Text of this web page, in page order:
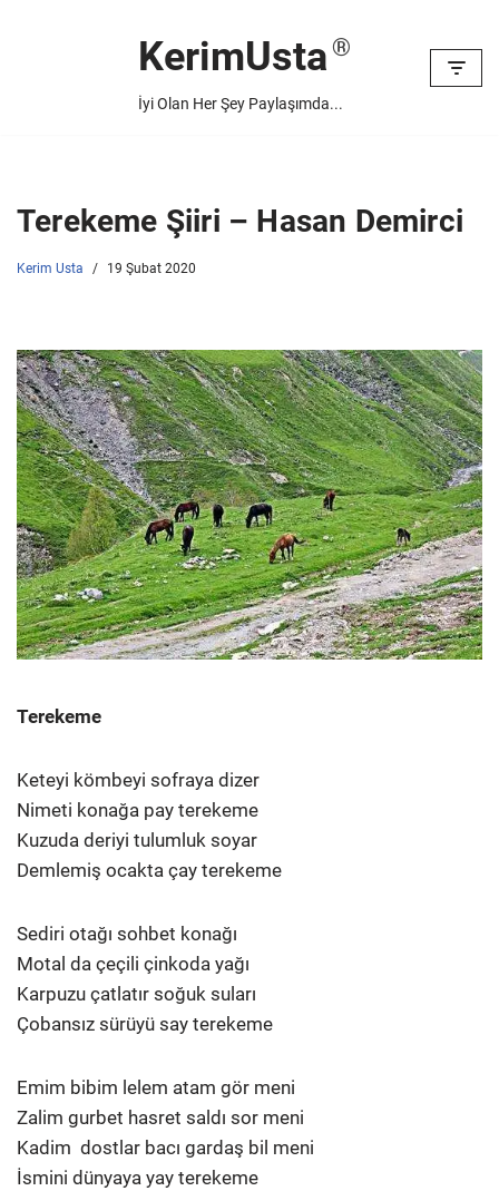
KerimUsta
İyi Olan Her Şey Paylaşımda...
Terekeme Şiiri – Hasan Demirci
Kerim Usta 19 Şubat 2020
Terekeme
Keteyi kömbeyi sofraya dizer
Nimeti konağa pay terekeme
Kuzuda deriyi tulumluk soyar
Demlemiş ocakta çay terekeme
Sediri otağı sohbet konağı
Motal da çeçili çinkoda yağı
Karpuzu çatlatır soğuk suları
Çobansız sürüyü say terekeme
Emim bibim lelem atam gör meni
Zalim gurbet hasret saldı sor meni
Kadim dostlar bacı gardaş bil meni
İsmini dünyaya yay terekeme